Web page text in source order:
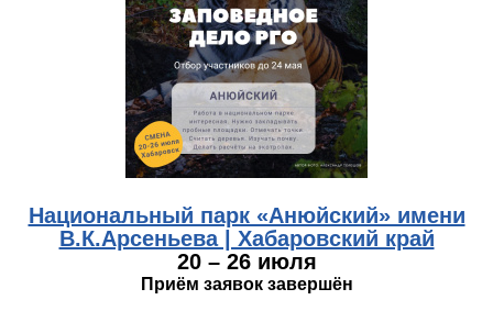
Национальный парк «Анюйский» имени
В.К.Арсеньева | Хабаровский край
20 – 26 июля
Приём заявок завершён